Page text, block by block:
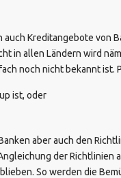
Kreditangebote von
in allen Ländern wird
noch nicht bekannt ist.
ist, oder
aber auch den
der Richtlinien
So werden die